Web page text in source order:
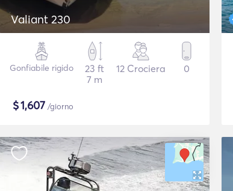
Valiant 230
Gonfiabile rigido
23 ft
7 m
12 Crociera 0
$1,607 /giorno